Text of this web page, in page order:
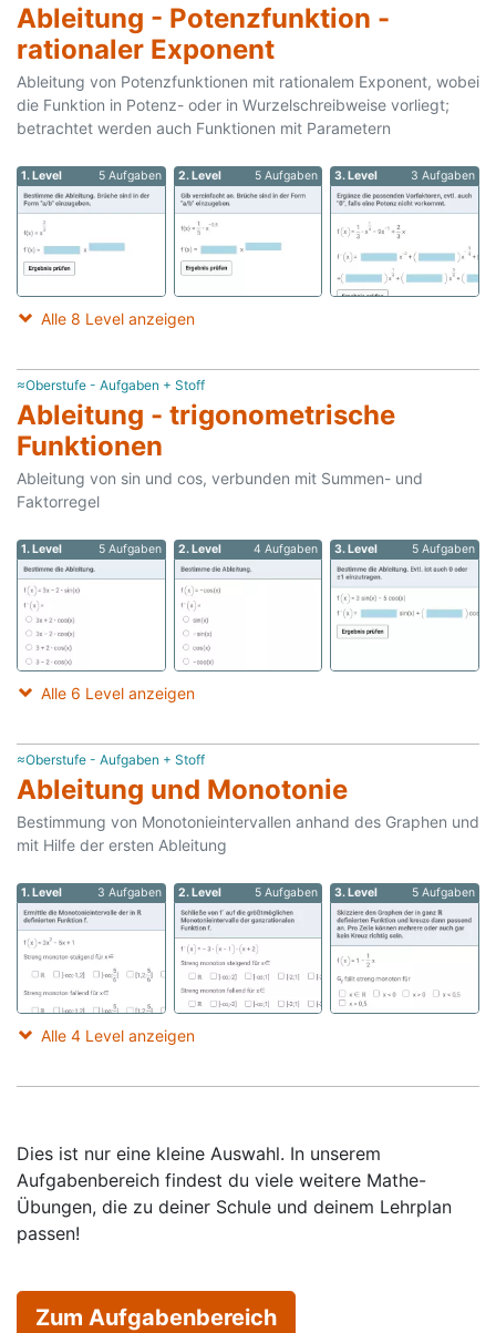
Ableitung - Potenzfunktion -
rationaler Exponent
Ableitung von Potenzfunktionen mit rationalem Exponent, wobei
die Funktion in Potenz- oder in Wurzelschreibweise vorliegt;
betrachtet werden auch Funktionen mit Parametern
1. Level 5 Aufgaben 2. Level 5 Aufgaben 3. Level 3 Aufgaben
Alle 8 Level anzeigen
≈Oberstufe - Aufgaben + Stoff
Ableitung - trigonometrische
Funktionen
Ableitung von sin und cos, verbunden mit Summen- und
Faktorregel
1. Level 5 Aufgaben 2. Level 4 Aufgaben 3. Level 5 Aufgaben
Alle 6 Level anzeigen
≈Oberstufe - Aufgaben + Stoff
Ableitung und Monotonie
Bestimmung von Monotonieintervallen anhand des Graphen und
mit Hilfe der ersten Ableitung
1. Level 3 Aufgaben 2. Level 5 Aufgaben 3. Level 5 Aufgaben
Alle 4 Level anzeigen
Dies ist nur eine kleine Auswahl. In unserem
Aufgabenbereich findest du viele weitere Mathe-
Übungen, die zu deiner Schule und deinem Lehrplan
passen!
Zum Aufgabenbereich